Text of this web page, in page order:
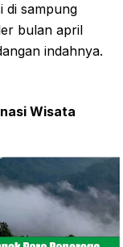
di sampung
bulan april
indahnya.
Wisata